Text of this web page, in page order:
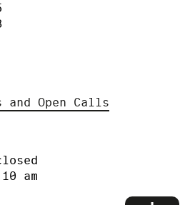
Open Calls
am